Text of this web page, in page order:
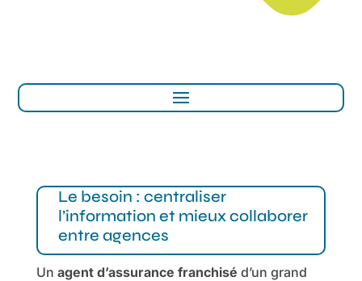
Le besoin : centraliser
l’information et mieux collaborer
entre agences
Un agent d’assurance franchisé d’un grand